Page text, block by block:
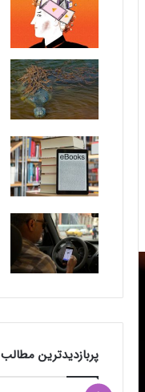
پربازدیدترین مطالب